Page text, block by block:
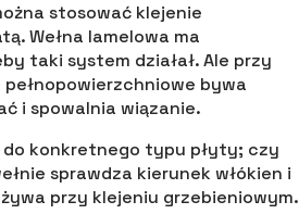
stosować klejenie
Wełna lamelowa ma
taki system działał. Ale przy
bywa
i spowalnia wiązanie.
do konkretnego typu płyty; czy
sprawdza kierunek włókien i
przy klejeniu grzebieniowym.